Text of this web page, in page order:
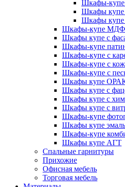
Шкафы-купе
Шкафы купе
Шкафы купе
Шкафы-купе МДФ
Шкафы купе с
Шкафы-купе
Шкафы-купе с
Шкафы-купе с
Шкафы-купе с
Шкафы купе
Шкафы купе с
Шкафы купе с
Шкафы купе с
Шкафы-купе
Шкафы купе эмаль
Шкафы-купе
Шкафы купе АГТ
Спальные гарнитуры
Прихожие
Офисная мебель
Торговая мебель